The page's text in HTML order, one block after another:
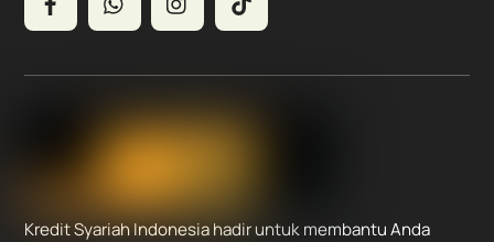
Icon
Icon
Icon
Icon
Kredit Syariah Indonesia hadir untuk membantu Anda